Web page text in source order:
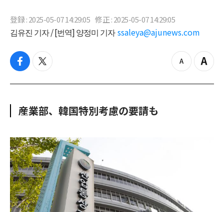
登録 : 2025-05-07 14:29:05 修正 : 2025-05-07 14:29:05
김유진 기자 / [번역] 양정미 기자 ssaleya@ajunews.com
f
c
o
t
i
e
z
o
Z
o
産業部、韓国特別考慮の要請も